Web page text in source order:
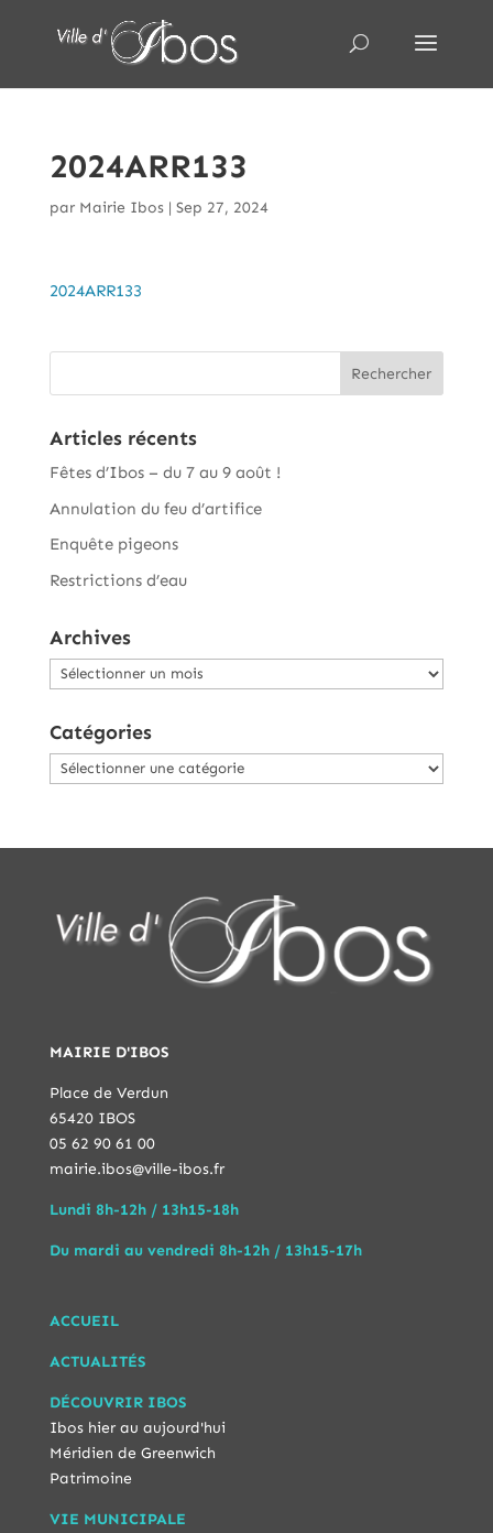
2024ARR133
par Mairie Ibos| Sep 27, 2024
2024ARR133
Articles récents
Fêtes d’Ibos – du 7 au 9 août !
Annulation du feu d’artifice
Enquête pigeons
Restrictions d’eau
Archives
Archives
Catégories
Catégories
MAIRIE D'IBOS
Place de Verdun
65420 IBOS
05 62 90 61 00
mairie.ibos@ville-ibos.fr
Lundi 8h-12h / 13h15-18h
Du mardi au vendredi 8h-12h / 13h15-17h
ACCUEIL
ACTUALITÉS
DÉCOUVRIR IBOS
Ibos hier au aujourd'hui
Méridien de Greenwich
Patrimoine
VIE MUNICIPALE